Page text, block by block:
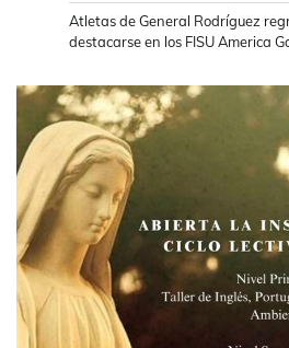
Atletas de General Rodríguez
destacarse en los FISU America